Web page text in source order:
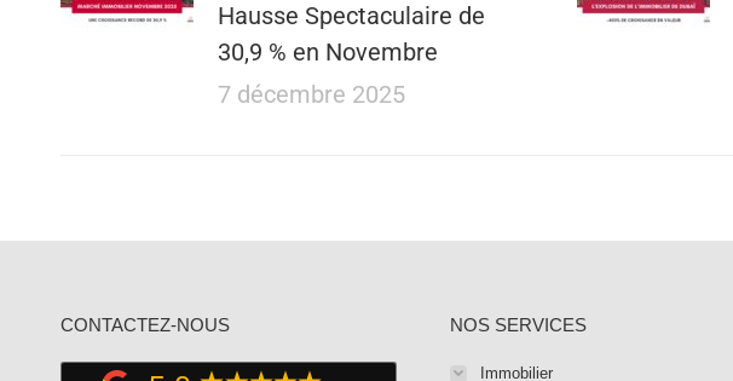
Hausse Spectaculaire de
30,9 % en Novembre
7 décembre 2025
CONTACTEZ-NOUS NOS SERVICES
Immobilier